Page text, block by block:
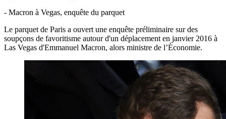
- Macron à Vegas, enquête du parquet
Le parquet de Paris a ouvert une enquête préliminaire sur des
soupçons de favoritisme autour d'un déplacement en janvier 2016 à
Las Vegas d'Emmanuel Macron, alors ministre de l’Économie.